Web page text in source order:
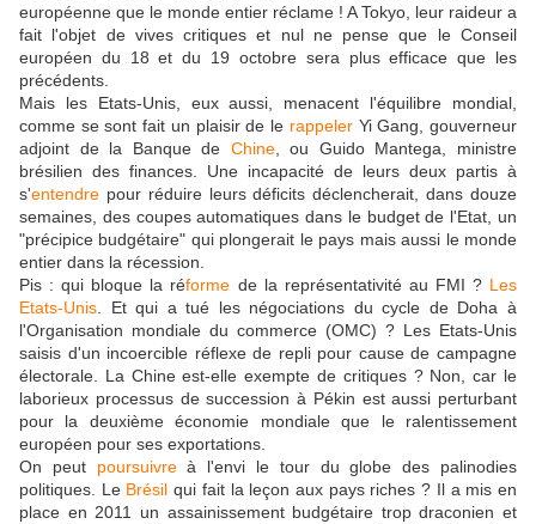
européenne que le monde entier réclame ! A Tokyo, leur raideur a
fait l'objet de vives critiques et nul ne pense que le Conseil
européen du 18 et du 19 octobre sera plus efficace que les
précédents.
Mais les Etats-Unis, eux aussi, menacent l'équilibre mondial,
comme se sont fait un plaisir de le rappelerYi Gang, gouverneur
adjoint de la Banque de Chine, ou Guido Mantega, ministre
brésilien des finances. Une incapacité de leurs deux partis à
s'entendre pour réduire leurs déficits déclencherait, dans douze
semaines, des coupes automatiques dans le budget de l'Etat, un
"précipice budgétaire" qui plongerait le pays mais aussi le monde
entier dans la récession.
Pis : qui bloque la réforme de la représentativité au FMI ? Les
Etats-Unis . Et qui a tué les négociations du cycle de Doha à
l'Organisation mondiale du commerce (OMC) ? Les Etats-Unis
saisis d'un incoercible réflexe de repli pour cause de campagne
électorale. La Chine est-elle exempte de critiques ? Non, car le
laborieux processus de succession à Pékin est aussi perturbant
pour la deuxième économie mondiale que le ralentissement
européen pour ses exportations.
On peut poursuivreà l'envi le tour du globe des palinodies
politiques. Le Brésil qui fait la leçon aux pays riches ? Il a mis en
place en 2011 un assainissement budgétaire trop draconien et